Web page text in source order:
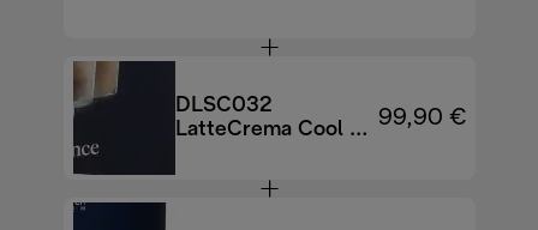
EXAM440.55.B
DLSC032
LatteCrema Cool -
99,90 €